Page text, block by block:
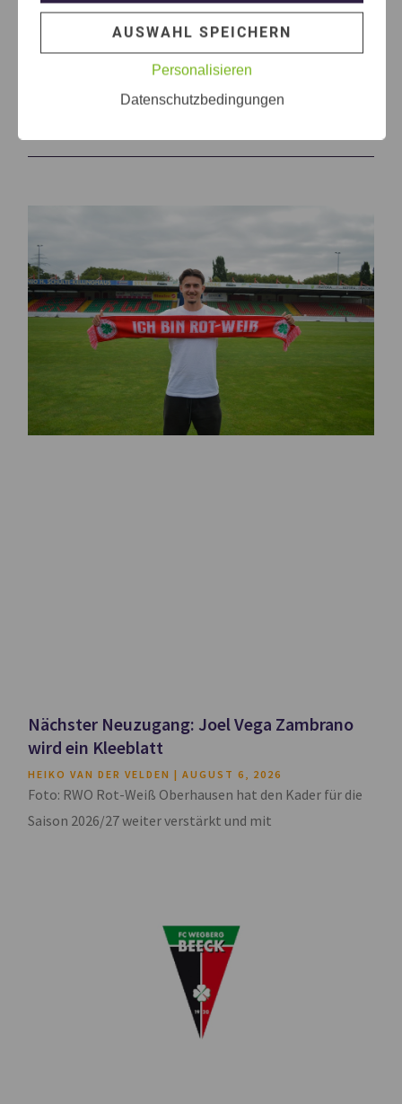
Themen die dich auch
interessieren können
Nächster Neuzugang: Joel Vega Zambrano
wird ein Kleeblatt
HEIKO VAN DER VELDEN AUGUST 6, 2026
Foto: RWO Rot-Weiß Oberhausen hat den Kader für die
Saison 2026/27 weiter verstärkt und mit
AUSWAHL SPEICHERN
Personalisieren
Datenschutzbedingungen